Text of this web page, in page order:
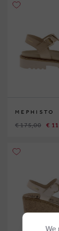
MEPHISTO
€ 175,00 €
We